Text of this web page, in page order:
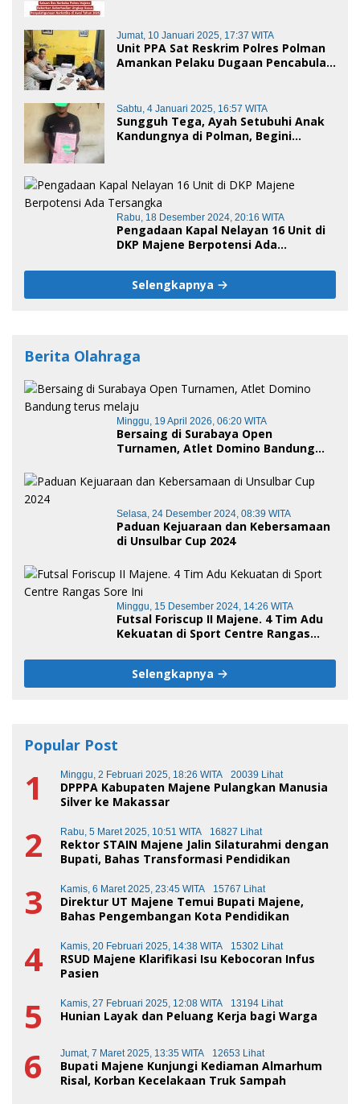
Jumat, 10 Januari 2025, 17:37 WITA
Unit PPA Sat Reskrim Polres Polman
Amankan Pelaku Dugaan Pencabulan
Sabtu, 4 Januari 2025, 16:57 WITA
Sungguh Tega, Ayah Setubuhi Anak
Kandungnya di Polman, Begini
Rabu, 18 Desember 2024, 20:16 WITA
Pengadaan Kapal Nelayan 16 Unit di
DKP Majene Berpotensi Ada
Selengkapnya
Berita Olahraga
Minggu, 19 April 2026, 06:20 WITA
Bersaing di Surabaya Open
Turnamen, Atlet Domino Bandung
Selasa, 24 Desember 2024, 08:39 WITA
Paduan Kejuaraan dan Kebersamaan
di Unsulbar Cup 2024
Minggu, 15 Desember 2024, 14:26 WITA
Futsal Foriscup II Majene. 4 Tim Adu
Kekuatan di Sport Centre Rangas
Selengkapnya
Popular Post
1 Minggu, 2 Februari 2025, 18:26 WITA 20039 Lihat
DPPPA Kabupaten Majene Pulangkan Manusia
Silver ke Makassar
2 Rabu, 5 Maret 2025, 10:51 WITA 16827 Lihat
Rektor STAIN Majene Jalin Silaturahmi dengan
Bupati, Bahas Transformasi Pendidikan
3 Kamis, 6 Maret 2025, 23:45 WITA 15767 Lihat
Direktur UT Majene Temui Bupati Majene,
Bahas Pengembangan Kota Pendidikan
4 Kamis, 20 Februari 2025, 14:38 WITA 15302 Lihat
RSUD Majene Klarifikasi Isu Kebocoran Infus
Pasien
5 Kamis, 27 Februari 2025, 12:08 WITA 13194 Lihat
Hunian Layak dan Peluang Kerja bagi Warga
6 Jumat, 7 Maret 2025, 13:35 WITA 12653 Lihat
Bupati Majene Kunjungi Kediaman Almarhum
Risal, Korban Kecelakaan Truk Sampah